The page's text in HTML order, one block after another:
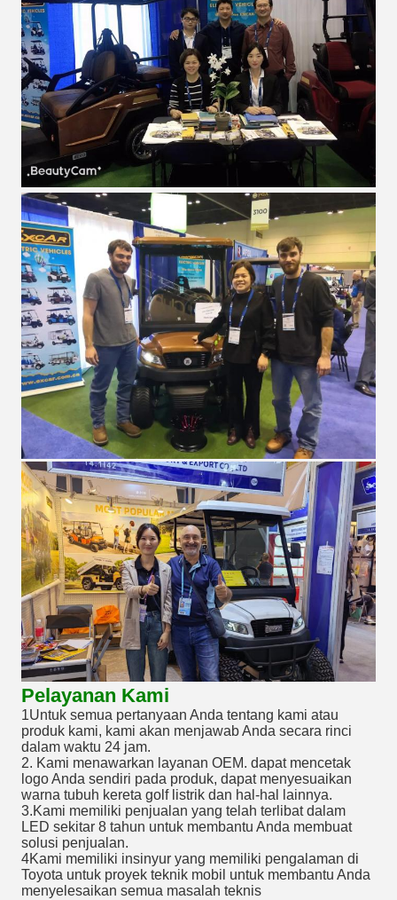
Pelayanan Kami
1Untuk semua pertanyaan Anda tentang kami atau
produk kami, kami akan menjawab Anda secara rinci
dalam waktu 24 jam.
2. Kami menawarkan layanan OEM. dapat mencetak
logo Anda sendiri pada produk, dapat menyesuaikan
warna tubuh kereta golf listrik dan hal-hal lainnya.
3.Kami memiliki penjualan yang telah terlibat dalam
LED sekitar 8 tahun untuk membantu Anda membuat
solusi penjualan.
4Kami memiliki insinyur yang memiliki pengalaman di
Toyota untuk proyek teknik mobil untuk membantu Anda
menyelesaikan semua masalah teknis